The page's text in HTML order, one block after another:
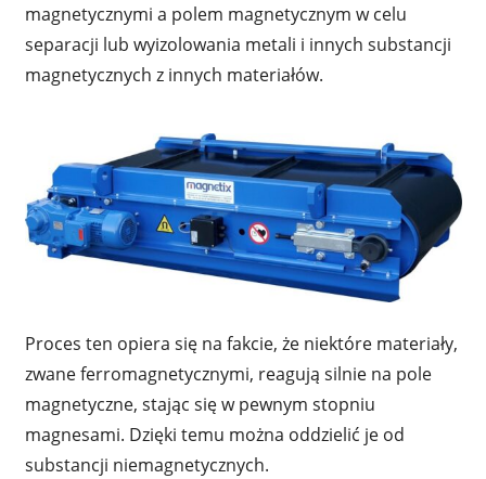
magnetycznymi a polem magnetycznym w celu
separacji lub wyizolowania metali i innych substancji
magnetycznych z innych materiałów.
Proces ten opiera się na fakcie, że niektóre materiały,
zwane ferromagnetycznymi, reagują silnie na pole
magnetyczne, stając się w pewnym stopniu
magnesami. Dzięki temu można oddzielić je od
substancji niemagnetycznych.